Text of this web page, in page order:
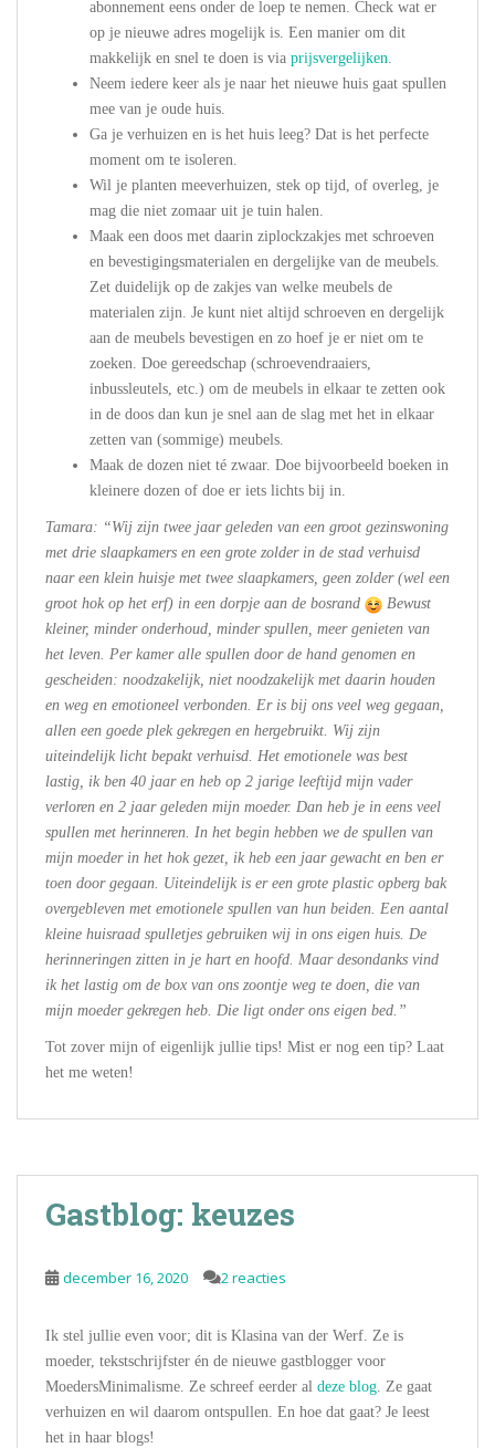
abonnement eens onder de loep te nemen. Check wat er
op je nieuwe adres mogelijk is. Een manier om dit
makkelijk en snel te doen is via prijsvergelijken.
Neem iedere keer als je naar het nieuwe huis gaat spullen
mee van je oude huis.
Ga je verhuizen en is het huis leeg? Dat is het perfecte
moment om te isoleren.
Wil je planten meeverhuizen, stek op tijd, of overleg, je
mag die niet zomaar uit je tuin halen.
Maak een doos met daarin ziplockzakjes met schroeven
en bevestigingsmaterialen en dergelijke van de meubels.
Zet duidelijk op de zakjes van welke meubels de
materialen zijn. Je kunt niet altijd schroeven en dergelijk
aan de meubels bevestigen en zo hoef je er niet om te
zoeken. Doe gereedschap (schroevendraaiers,
inbussleutels, etc.) om de meubels in elkaar te zetten ook
in de doos dan kun je snel aan de slag met het in elkaar
zetten van (sommige) meubels.
Maak de dozen niet té zwaar. Doe bijvoorbeeld boeken in
kleinere dozen of doe er iets lichts bij in.
Tamara: “Wij zijn twee jaar geleden van een groot gezinswoning
met drie slaapkamers en een grote zolder in de stad verhuisd
naar een klein huisje met twee slaapkamers, geen zolder (wel een
groot hok op het erf) in een dorpje aan de bosrand
Bewust
kleiner, minder onderhoud, minder spullen, meer genieten van
het leven. Per kamer alle spullen door de hand genomen en
gescheiden: noodzakelijk, niet noodzakelijk met daarin houden
en weg en emotioneel verbonden. Er is bij ons veel weg gegaan,
allen een goede plek gekregen en hergebruikt. Wij zijn
uiteindelijk licht bepakt verhuisd. Het emotionele was best
lastig, ik ben 40 jaar en heb op 2 jarige leeftijd mijn vader
verloren en 2 jaar geleden mijn moeder. Dan heb je in eens veel
spullen met herinneren. In het begin hebben we de spullen van
mijn moeder in het hok gezet, ik heb een jaar gewacht en ben er
toen door gegaan. Uiteindelijk is er een grote plastic opberg bak
overgebleven met emotionele spullen van hun beiden. Een aantal
kleine huisraad spulletjes gebruiken wij in ons eigen huis. De
herinneringen zitten in je hart en hoofd. Maar desondanks vind
ik het lastig om de box van ons zoontje weg te doen, die van
mijn moeder gekregen heb. Die ligt onder ons eigen bed.”
Tot zover mijn of eigenlijk jullie tips! Mist er nog een tip? Laat
het me weten!
Gastblog: keuzes
december 16, 2020 2 reacties
Ik stel jullie even voor; dit is Klasina van der Werf. Ze is
moeder, tekstschrijfster én de nieuwe gastblogger voor
MoedersMinimalisme. Ze schreef eerder al deze blog. Ze gaat
verhuizen en wil daarom ontspullen. En hoe dat gaat? Je leest
het in haar blogs!